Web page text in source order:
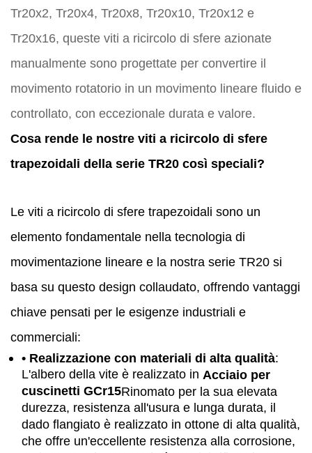
Tr20x2, Tr20x4, Tr20x8, Tr20x10, Tr20x12 e
Tr20x16, queste viti a ricircolo di sfere azionate
manualmente sono progettate per convertire il
movimento rotatorio in un movimento lineare fluido e
controllato, con eccezionale durata e valore.
Cosa rende le nostre viti a ricircolo di sfere
trapezoidali della serie TR20 così speciali?
Le viti a ricircolo di sfere trapezoidali sono un
elemento fondamentale nella tecnologia di
movimentazione lineare e la nostra serie TR20 si
basa su questo design collaudato, offrendo vantaggi
chiave pensati per le esigenze industriali e
commerciali:
• Realizzazione con materiali di alta qualità:
L'albero della vite è realizzato in Acciaio per
cuscinetti GCr15Rinomato per la sua elevata
durezza, resistenza all'usura e lunga durata, il
dado flangiato è realizzato in ottone di alta qualità,
che offre un'eccellente resistenza alla corrosione,